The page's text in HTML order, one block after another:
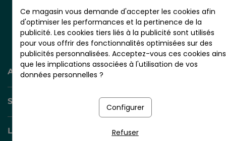
CS 20001 - RN10 - VIGNOLLES
16300 BARBEZIEUX - France
AIDE ET INFORMATION
SERVICES +
LIENS UTILES
Ce magasin vous demande d'accepter les cookies afin
d'optimiser les performances et la pertinence de la
publicité. Les cookies tiers liés à la publicité sont utilisés
pour vous offrir des fonctionnalités optimisées sur des
publicités personnalisées. Acceptez-vous ces cookies
que les implications associées à l'utilisation de vos
données personnelles ?
Configurer
Refuser